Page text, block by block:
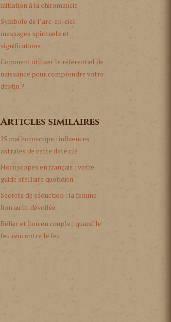
initiation à la chiromancie
Symbole de l’arc-en-ciel :
messages spirituels et
significations
Comment utiliser le référentiel de
naissance pour comprendre votre
destin ?
Articles similaires
25 mai horoscope : influences
astrales de cette date clé
Horoscopes en français : votre
guide stellaire quotidien
Secrets de séduction : la femme
lion au lit dévoilée
Bélier et lion en couple : quand le
feu rencontre le feu